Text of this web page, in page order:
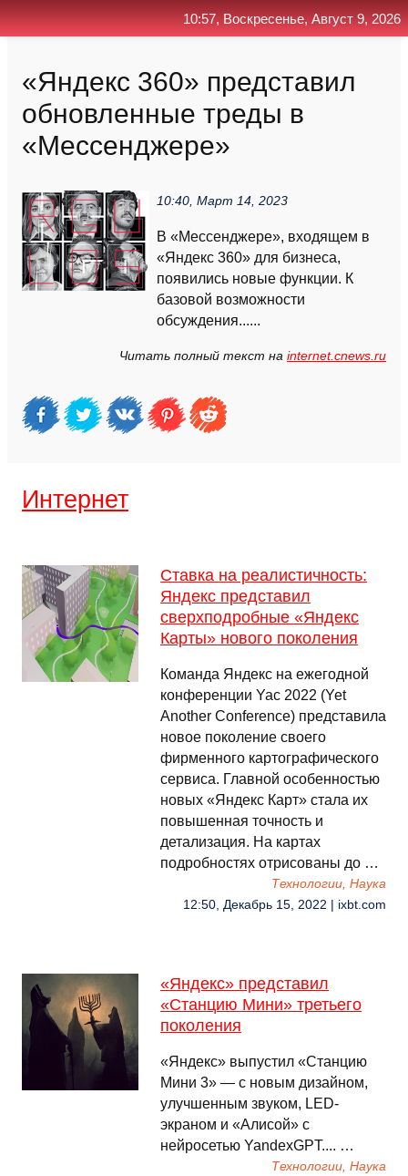
«Яндекс 360» представил
обновленные треды в
«Мессенджере»
10:40, Март 14, 2023
В «Мессенджере», входящем в
«Яндекс 360» для бизнеса,
появились новые функции. К
базовой возможности
обсуждения......
Читать полный текст на internet.cnews.ru
Интернет
Ставка на реалистичность:
Яндекс представил
сверхподробные «Яндекс
Карты» нового поколения
Команда Яндекс на ежегодной
конференции Yac 2022 (Yet
Another Conference) представила
новое поколение своего
фирменного картографического
сервиса. Главной особенностью
новых «Яндекс Карт» стала их
повышенная точность и
детализация. На картах
подробностях отрисованы до …
Технологии, Наука
12:50, Декабрь 15, 2022 | ixbt.com
«Яндекс» представил
«Станцию Мини» третьего
поколения
«Яндекс» выпустил «Станцию
Мини 3» — с новым дизайном,
улучшенным звуком, LED-
экраном и «Алисой» с
нейросетью YandexGPT.... …
Технологии, Наука
10:57, Воскресенье, Август 9, 2026